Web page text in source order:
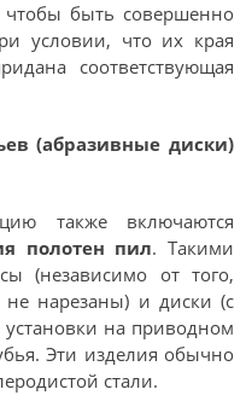
чтобы быть совершенно
условии, что их края
соответствующая
(абразивные диски)
также включаются
полотен пил. Такими
(независимо от того,
нарезаны) и диски (с
на приводном
Эти изделия обычно
стали.